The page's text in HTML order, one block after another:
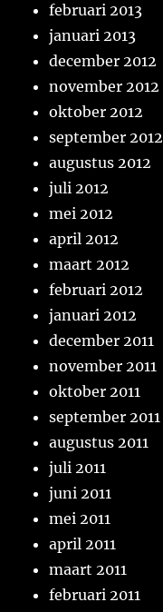
februari 2013
januari 2013
december 2012
november 2012
oktober 2012
september 2012
augustus 2012
juli 2012
mei 2012
april 2012
maart 2012
februari 2012
januari 2012
december 2011
november 2011
oktober 2011
september 2011
augustus 2011
juli 2011
juni 2011
mei 2011
april 2011
maart 2011
februari 2011